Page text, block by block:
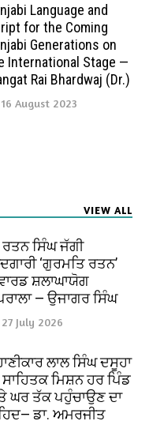
Language and
for the Coming
Generations on
International Stage —
Rai Bhardwaj (Dr.)
16 August 2023
VIEW ALL
ਰਤਨ ਸਿੰਘ ਜੱਗੀ
‘ਗੁਰਮਤਿ ਰਤਨ’
ਸ਼ਲਾਘਾਯੋਗ
— ਉਜਾਗਰ ਸਿੰਘ
27 July 2026
ਲਾਲ ਸਿੰਘ ਦਸੂਹਾ
ਸਾਹਿਤਕ ਮਿਸ਼ਨ ਹਰ ਪਿੰਡ
ਘਰ ਤੱਕ ਪਹੁੰਚਾਉਣ ਦਾ
ਡਾ. ਅਮਰਜੀਤ